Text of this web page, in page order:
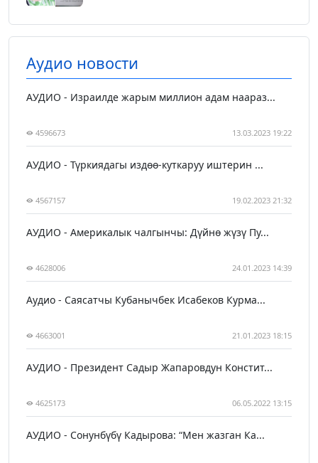
Аудио новости
АУДИО - Израилде жарым миллион адам наараз...
4596673 13.03.2023 19:22
АУДИО - Түркиядагы издөө-куткаруу иштерин ...
4567157 19.02.2023 21:32
АУДИО - Америкалык чалгынчы: Дүйнө жүзү Пу...
4628006 24.01.2023 14:39
Аудио - Саясатчы Кубанычбек Исабеков Курма...
4663001 21.01.2023 18:15
АУДИО - Президент Садыр Жапаровдун Констит...
4625173 06.05.2022 13:15
АУДИО - Сонунбүбү Кадырова: “Мен жазган Ка...